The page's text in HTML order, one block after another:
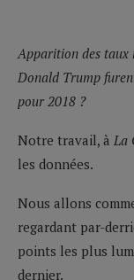
Apparition des taux
Donald Trump
pour 2018 ?
Notre travail, à La
les données.
Nous allons
regardant par-
points les plus
dernier.